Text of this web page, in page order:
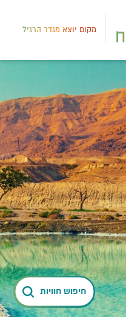
מקום יוצא מגדר הרגיל
חיפוש חוויות
לב